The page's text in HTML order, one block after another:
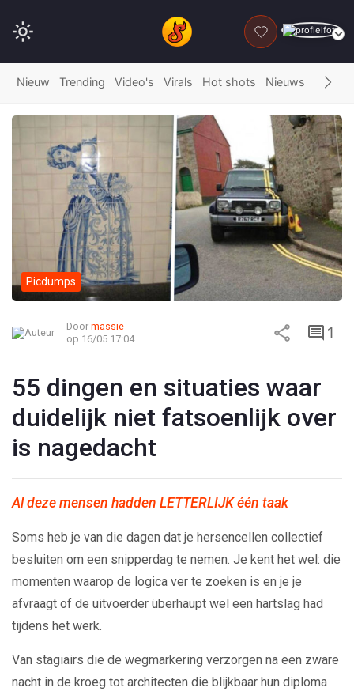
DONEER
Nieuw Trending Video's Virals Hot shots Nieuws Fails
Picdumps
Door massie
op 16/05 17:04
1
55 dingen en situaties waar
duidelijk niet fatsoenlijk over
is nagedacht
Al deze mensen hadden LETTERLIJK één taak
Soms heb je van die dagen dat je hersencellen collectief
besluiten om een snipperdag te nemen. Je kent het wel: die
momenten waarop de logica ver te zoeken is en je je
afvraagt of de uitvoerder überhaupt wel een hartslag had
tijdens het werk.
Van stagiairs die de wegmarkering verzorgen na een zware
nacht in de kroeg tot architecten die blijkbaar hun diploma